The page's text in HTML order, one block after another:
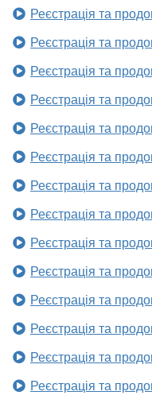
Реєстрація та
Реєстрація та
Реєстрація та
Реєстрація та
Реєстрація та
Реєстрація та
Реєстрація та
Реєстрація та
Реєстрація та
Реєстрація та
Реєстрація та
Реєстрація та
Реєстрація та
Реєстрація та